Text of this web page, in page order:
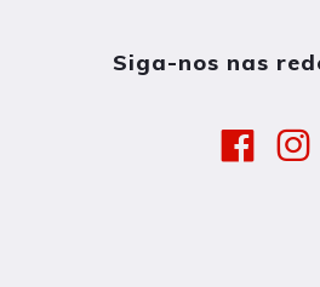
Siga-nos nas